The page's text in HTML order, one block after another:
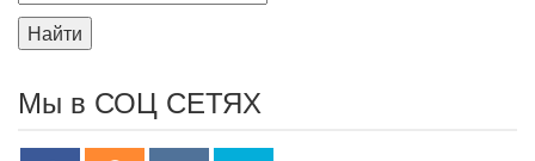
Найти
Мы в СОЦ СЕТЯХ